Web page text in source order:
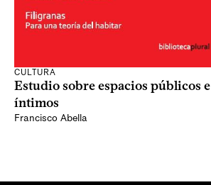
CULTURA
Estudio sobre espacios públicos e
íntimos
Francisco Abella